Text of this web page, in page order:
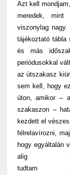
Azt kell
meredek, mint
viszonylag
tájékoztató tábla
és más
periódusokkal
az útszakasz
sem kell, hogy
úton, amikor –
szakaszon –
kezdett el
félrelavírozni,
hogy egyáltalán
alig
tudtam